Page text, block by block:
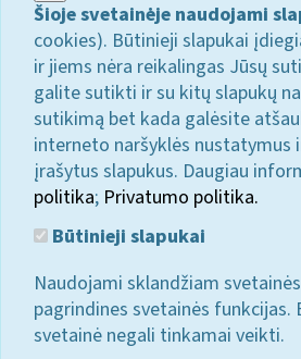
Šioje svetainėje naudojami
cookies). Būtinieji slapukai
ir jiems nėra reikalingas Jūsų
galite sutikti ir su kitų slapukų
sutikimą bet kada galėsite
interneto naršyklės nustatymus
įrašytus slapukus. Daugiau
politika; Privatumo politika.
Būtinieji slapukai
Naudojami sklandžiam
pagrindines svetainės funkcijas.
svetainė negali tinkamai veikti.